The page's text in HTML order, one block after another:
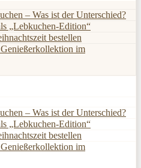
– Was ist der Unterschied?
„Lebkuchen-Edition“
bestellen
im
– Was ist der Unterschied?
„Lebkuchen-Edition“
bestellen
im